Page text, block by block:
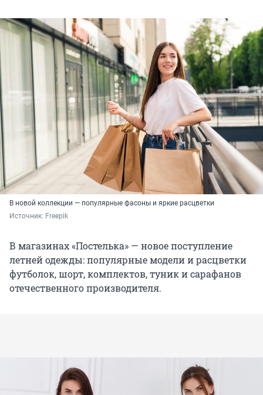
В новой коллекции — популярные фасоны и яркие расцветки
Источник: Freepik
В магазинах «Постелька» — новое поступление
летней одежды: популярные модели и расцветки
футболок, шорт, комплектов, туник и сарафанов
отечественного производителя.